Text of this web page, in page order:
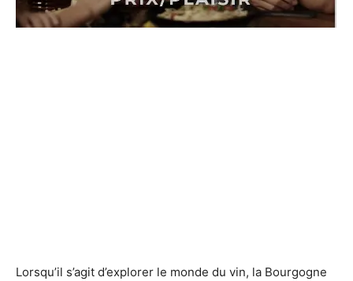
Lorsqu’il s’agit d’explorer le monde du vin, la Bourgogne